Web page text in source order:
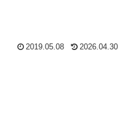
2019.05.08 2026.04.30